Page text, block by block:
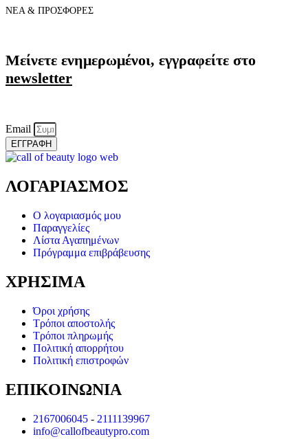
ΝΕΑ & ΠΡΟΣΦΟΡΕΣ
Μείνετε ενημερωμένοι, εγγραφείτε στο
newsletter
Email
ΕΓΓΡΑΦΗ
ΛΟΓΑΡΙΑΣΜΟΣ
Ο λογαριασμός μου
Παραγγελίες
Λίστα Αγαπημένων
Πρόγραμμα επιβράβευσης
ΧΡΗΣΙΜΑ
Όροι χρήσης
Τρόποι αποστολής
Τρόποι πληρωμής
Πολιτική απορρήτου
Πολιτική επιστροφών
ΕΠΙΚΟΙΝΩΝΙΑ
2167006045 - 2111139967
info@callofbeautypro.com